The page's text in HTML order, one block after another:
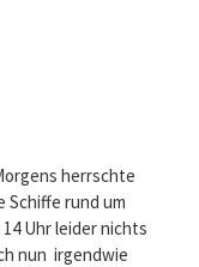
herrschte
rund um
Uhr leider nichts
nun irgendwie